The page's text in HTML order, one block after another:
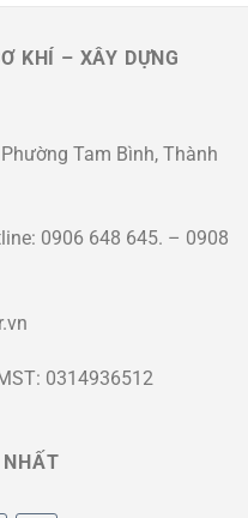
KHÍ – XÂY DỰNG
Tam Bình, Thành
0906 648 645. – 0908
0314936512